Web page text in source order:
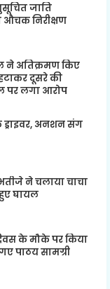
जाति
औचक निरीक्षण
ने अतिक्रमण किए
दूसरे की
पर लगा आरोप
अनशन संग
ने चलाया चाचा
घायल
के मौके पर किया
पाठय सामग्री